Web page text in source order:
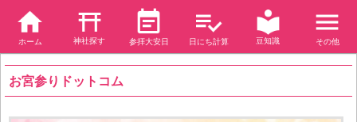
ホーム 神社探す 参拝大安日 日にち計算 豆知識 その他
お宮参りドットコム